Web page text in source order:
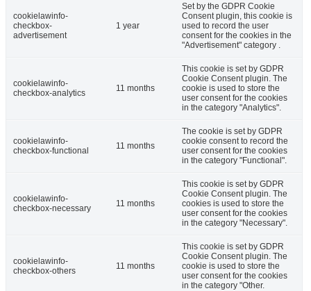
cookielawinfo-
checkbox-
advertisement
1 year
Set by the GDPR Cookie
Consent plugin, this cookie is
used to record the user
consent for the cookies in the
"Advertisement" category .
cookielawinfo-
checkbox-analytics
11 months
This cookie is set by GDPR
Cookie Consent plugin. The
cookie is used to store the
user consent for the cookies
in the category "Analytics".
cookielawinfo-
checkbox-functional
11 months
The cookie is set by GDPR
cookie consent to record the
user consent for the cookies
in the category "Functional".
cookielawinfo-
checkbox-necessary
11 months
This cookie is set by GDPR
Cookie Consent plugin. The
cookies is used to store the
user consent for the cookies
in the category "Necessary".
cookielawinfo-
checkbox-others
11 months
This cookie is set by GDPR
Cookie Consent plugin. The
cookie is used to store the
user consent for the cookies
in the category "Other.